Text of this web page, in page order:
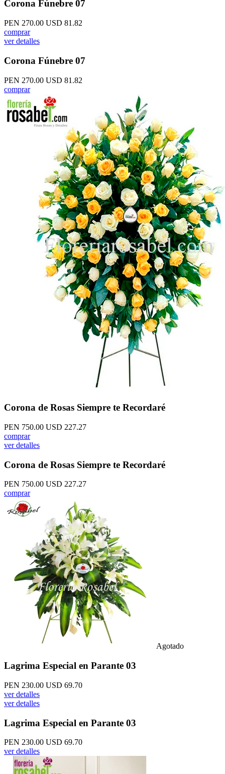
Corona Fúnebre 07
PEN 270.00 USD 81.82
comprar
ver detalles
Corona Fúnebre 07
PEN 270.00 USD 81.82
comprar
Corona de Rosas Siempre te Recordaré
PEN 750.00 USD 227.27
comprar
ver detalles
Corona de Rosas Siempre te Recordaré
PEN 750.00 USD 227.27
comprar
Agotado
Lagrima Especial en Parante 03
PEN 230.00 USD 69.70
ver detalles
ver detalles
Lagrima Especial en Parante 03
PEN 230.00 USD 69.70
ver detalles